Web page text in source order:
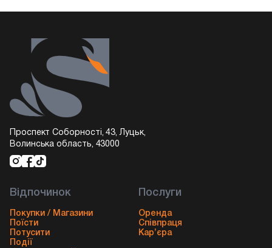
Проспект Соборності, 43, Луцьк,
Волинська область, 43000
Відпочинок
Покупки / Магазини
Поїсти
Потусити
Події
Послуги
Оренда
Співпраця
Кар’єра